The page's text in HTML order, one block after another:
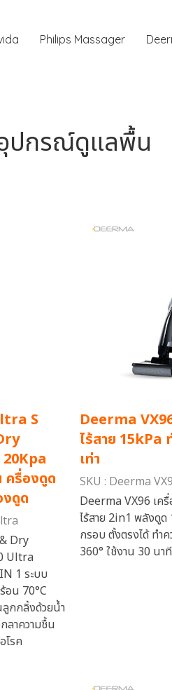
Philips Massager
ปกรณ์ดูแลพื้น
S
ครื่องดูด
ดูด
Dry
Ultra
1 ระบบ
อน 70°C
ลูกกลิ้งด้วยน้ำ
ลาความชื้น
โรค
Deerma
ไร้สาย 15kPa
เท่า
SKU : Deerma
Deerma VX96 เค
ไร้สาย 2in1 พลังดูด
กรอบ ตั้งตรงได้ ทำค
360° ใช้งาน 30 นา